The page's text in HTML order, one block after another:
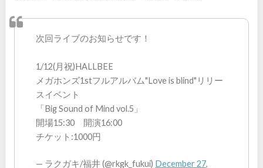
次回ライブのお知らせです！
1/12(月祝)HALLBEE
メガホンズ1stフルアルバム"Love is blind"リリー
スイベント
「Big Sound of Mind vol.5」
開場15:30 開演16:00
チケット:1000円
— ラクガキ/福井 (@rkgk_fukui) December 27,